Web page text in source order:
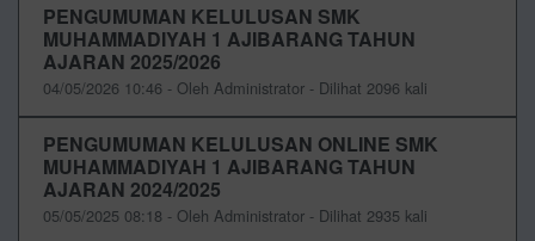
PENGUMUMAN KELULUSAN SMK
MUHAMMADIYAH 1 AJIBARANG TAHUN
AJARAN 2025/2026
04/05/2026 10:46 - Oleh Administrator - Dilihat 2096 kali
PENGUMUMAN KELULUSAN ONLINE SMK
MUHAMMADIYAH 1 AJIBARANG TAHUN
AJARAN 2024/2025
05/05/2025 08:18 - Oleh Administrator - Dilihat 2935 kali